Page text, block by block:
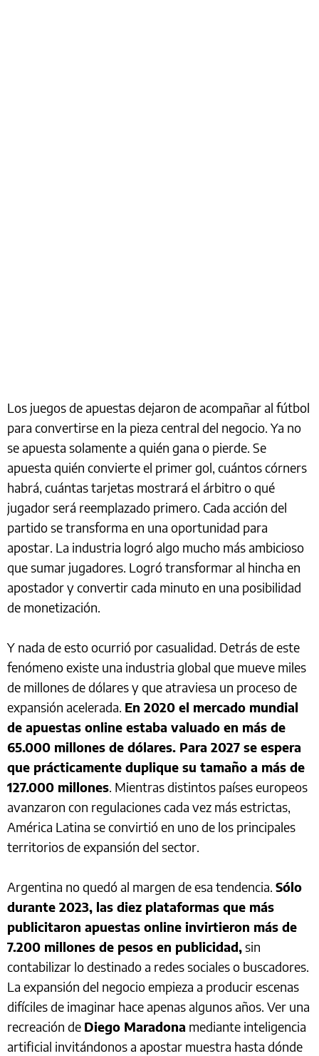
Los juegos de apuestas dejaron de acompañar al fútbol
para convertirse en la pieza central del negocio. Ya no
se apuesta solamente a quién gana o pierde. Se
apuesta quién convierte el primer gol, cuántos córners
habrá, cuántas tarjetas mostrará el árbitro o qué
jugador será reemplazado primero. Cada acción del
partido se transforma en una oportunidad para
apostar. La industria logró algo mucho más ambicioso
que sumar jugadores. Logró transformar al hincha en
apostador y convertir cada minuto en una posibilidad
de monetización.
Y nada de esto ocurrió por casualidad. Detrás de este
fenómeno existe una industria global que mueve miles
de millones de dólares y que atraviesa un proceso de
expansión acelerada. En 2020 el mercado mundial
de apuestas online estaba valuado en más de
65.000 millones de dólares. Para 2027 se espera
que prácticamente duplique su tamaño a más de
127.000 millones. Mientras distintos países europeos
avanzaron con regulaciones cada vez más estrictas,
América Latina se convirtió en uno de los principales
territorios de expansión del sector.
Argentina no quedó al margen de esa tendencia. Sólo
durante 2023, las diez plataformas que más
publicitaron apuestas online invirtieron más de
7.200 millones de pesos en publicidad,sin
contabilizar lo destinado a redes sociales o buscadores.
La expansión del negocio empieza a producir escenas
difíciles de imaginar hace apenas algunos años. Ver una
recreación de Diego Maradona mediante inteligencia
artificial invitándonos a apostar muestra hasta dónde